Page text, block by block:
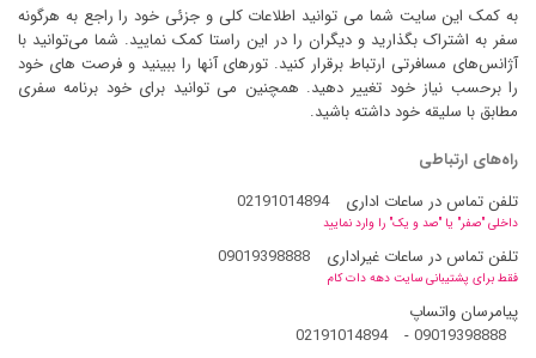
به کمک این سایت شما می توانید اطلاعات کلی و جزئی خود را راجع به هرگونه
سفر به اشتراک بگذارید و دیگران را در این راستا کمک نمایید. شما می‌توانید با
آژانس‌های مسافرتی ارتباط برقرار کنید. تورهای آنها را ببینید و فرصت های خود
را برحسب نیاز خود تغییر دهید. همچنین می توانید برای خود برنامه سفری
مطابق با سلیقه خود داشته باشید.
راه‌های ارتباطی
تلفن تماس در ساعات اداری
02191014894
داخلی "صفر" یا "صد و یک" را وارد نمایید
تلفن تماس در ساعات غیراداری 09019398888
فقط برای پشتیبانی سایت دهه دات کام
پیامرسان واتساپ
09019398888
-
02191014894